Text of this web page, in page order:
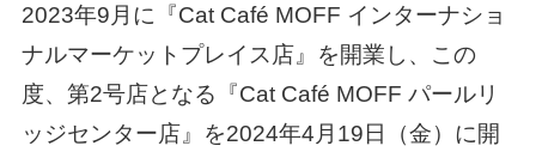
2023年9月に『Cat Café MOFF インターナショ
ナルマーケットプレイス店』を開業し、この
度、第2号店となる『Cat Café MOFF パールリ
ッジセンター店』を2024年4月19日（金）に開